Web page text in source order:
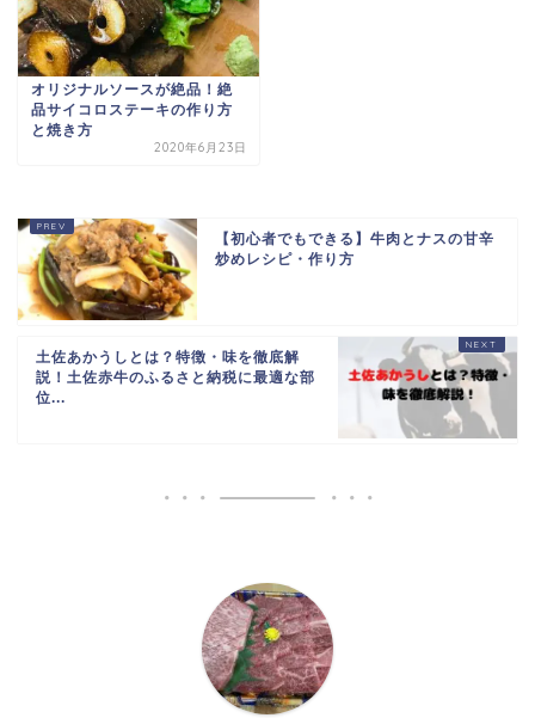
オリジナルソースが絶品！絶
品サイコロステーキの作り方
と焼き方
2020年6月23日
【初心者でもできる】牛肉とナスの甘辛
炒めレシピ・作り方
土佐あかうしとは？特徴・味を徹底解
説！土佐赤牛のふるさと納税に最適な部
位...